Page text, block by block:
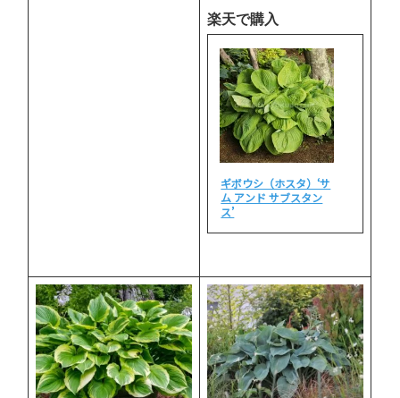
楽天で購入
ギボウシ（ホスタ）‘サ
ム アンド サブスタン
ス’